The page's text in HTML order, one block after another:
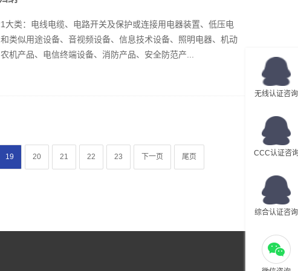
类：电线电缆、电路开关及保护或连接用电器装置、低压电
类似用途设备、音视频设备、信息技术设备、照明电器、机动
机产品、电信终端设备、消防产品、安全防范产...
19 20 21 22 23 下一页 尾页
无线认证咨询
CCC认证咨
综合认证咨询